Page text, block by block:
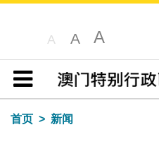
A A A
目录
首页
新闻